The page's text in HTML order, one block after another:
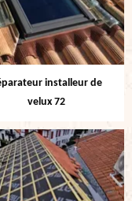
installeur de
velux 72